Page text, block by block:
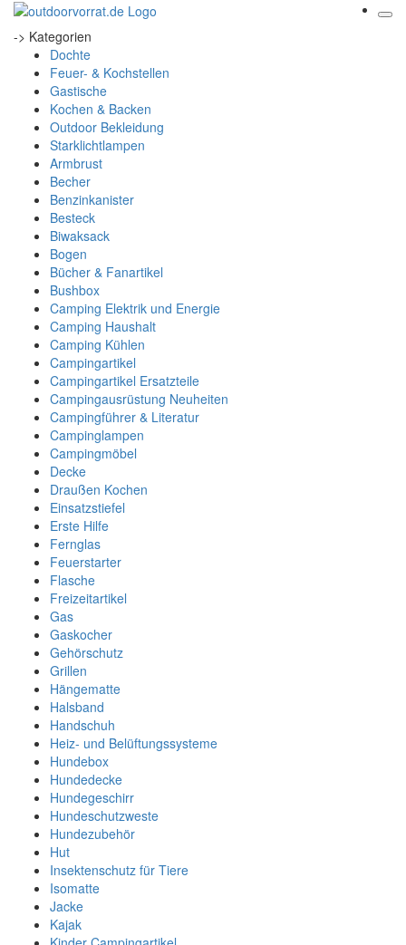
-> Kategorien
Dochte
Feuer- & Kochstellen
Gastische
Kochen & Backen
Outdoor Bekleidung
Starklichtlampen
Armbrust
Becher
Benzinkanister
Besteck
Biwaksack
Bogen
Bücher & Fanartikel
Bushbox
Camping Elektrik und Energie
Camping Haushalt
Camping Kühlen
Campingartikel
Campingartikel Ersatzteile
Campingausrüstung Neuheiten
Campingführer & Literatur
Campinglampen
Campingmöbel
Decke
Draußen Kochen
Einsatzstiefel
Erste Hilfe
Fernglas
Feuerstarter
Flasche
Freizeitartikel
Gas
Gaskocher
Gehörschutz
Grillen
Hängematte
Halsband
Handschuh
Heiz- und Belüftungssysteme
Hundebox
Hundedecke
Hundegeschirr
Hundeschutzweste
Hundezubehör
Hut
Insektenschutz für Tiere
Isomatte
Jacke
Kajak